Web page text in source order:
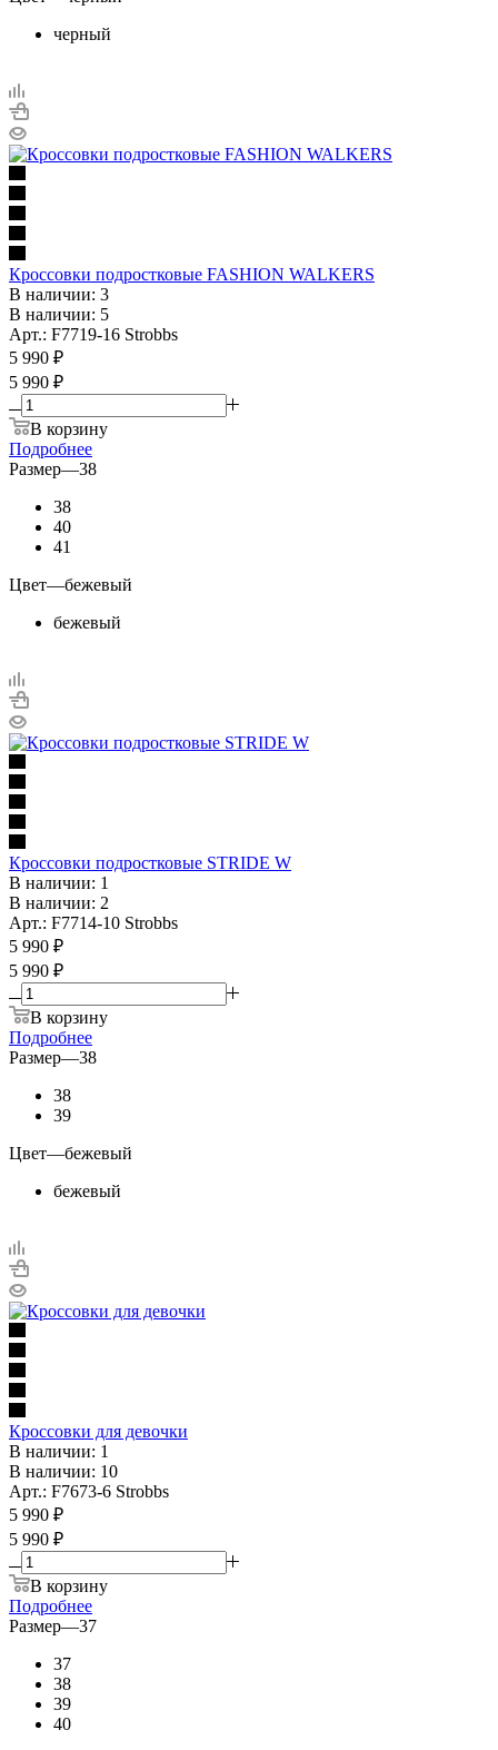
черный
Кроссовки подростковые FASHION WALKERS
В наличии: 3
В наличии: 5
Арт.: F7719-16 Strobbs
5 990 ₽
5 990 ₽
В корзину
Подробнее
Размер—38
38
40
41
Цвет—бежевый
бежевый
Кроссовки подростковые STRIDE W
В наличии: 1
В наличии: 2
Арт.: F7714-10 Strobbs
5 990 ₽
5 990 ₽
В корзину
Подробнее
Размер—38
38
39
Цвет—бежевый
бежевый
Кроссовки для девочки
В наличии: 1
В наличии: 10
Арт.: F7673-6 Strobbs
5 990 ₽
5 990 ₽
В корзину
Подробнее
Размер—37
37
38
39
40